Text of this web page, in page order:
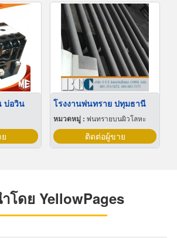
บ่อวิน โรงงานพ่นทราย ปทุมธานี
หมวดหมู่ : พ่นทรายบนผิวโลหะ
ติดต่อผู้ขาย
โดย YellowPages